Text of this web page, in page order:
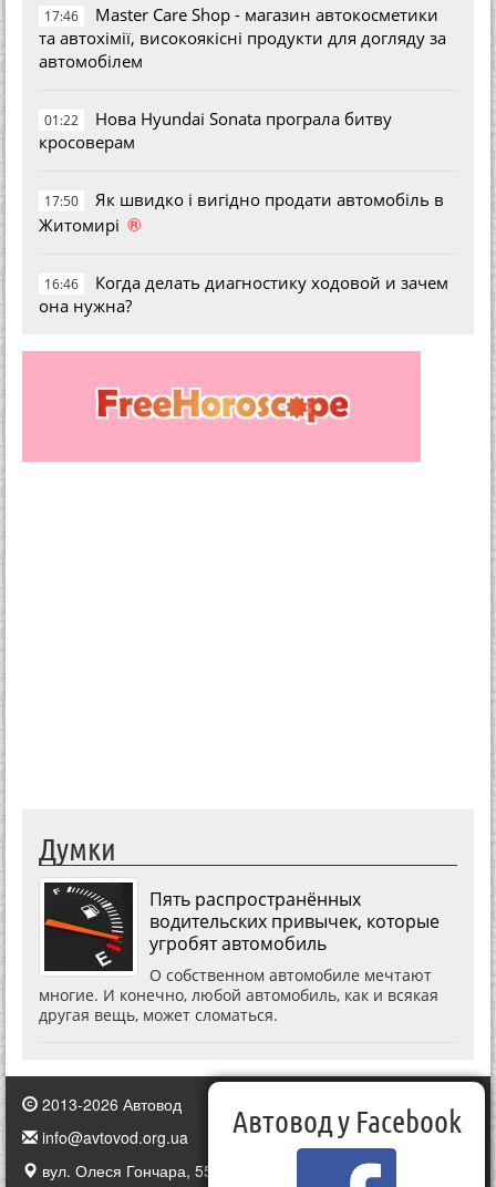
17:46
Master Care Shop - магазин автокосметики
та автохімії, високоякісні продукти для догляду за
автомобілем
01:22
Нова Hyundai Sonata програла битву
кросоверам
17:50
Як швидко і вигідно продати автомобіль в
Житомирі ®
16:46
Когда делать диагностику ходовой и зачем
она нужна?
Думки
Пять распространённых
водительских привычек, которые
угробят автомобиль
О собственном автомобиле мечтают
многие. И конечно, любой автомобиль, как и всякая
другая вещь, может сломаться.
2013-2026 Автовод
info@avtovod.org.ua
вул. Олеся Гончара, 55, Київ, Україна
Автовод у Facebook